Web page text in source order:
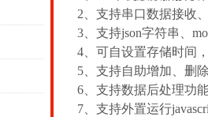
2、支持串口数据接收
3、支持json字符串、
4、可自设置存储时间
5、支持自助增加、删
6、支持数据后处理功
7、支持外置运行